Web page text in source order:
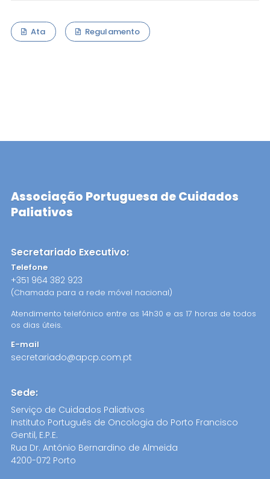
Ata Regulamento
Associação Portuguesa de Cuidados
Paliativos
Secretariado Executivo:
Telefone
+351 964 382 923
(Chamada para a rede móvel nacional)
Atendimento telefónico entre as 14h30 e as 17 horas de todos
os dias úteis.
E-mail
secretariado@apcp.com.pt
Sede:
Serviço de Cuidados Paliativos
Instituto Português de Oncologia do Porto Francisco
Gentil, E.P.E.
Rua Dr. António Bernardino de Almeida
4200-072 Porto